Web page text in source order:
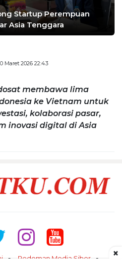
Startup Perempuan
Asia Tenggara
Maret 2026 22:43
membawa lima
ke Vietnam untuk
kolaborasi pasar,
inovasi digital di Asia
Pedoman Media Siber
×